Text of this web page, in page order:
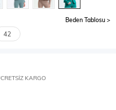
Crop & Büstiyer
Beden Tablosu
42
KARGO